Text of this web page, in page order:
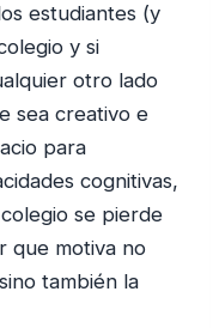
estudiantes (y
y si
otro lado
sea creativo e
para
cognitivas,
se pierde
que motiva no
también la